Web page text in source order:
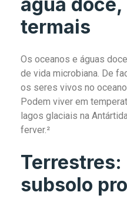
termais
Os oceanos e águas
de vida microbiana. De
os seres vivos no
Podem viver em
lagos glaciais na
ferver.²
subsolo